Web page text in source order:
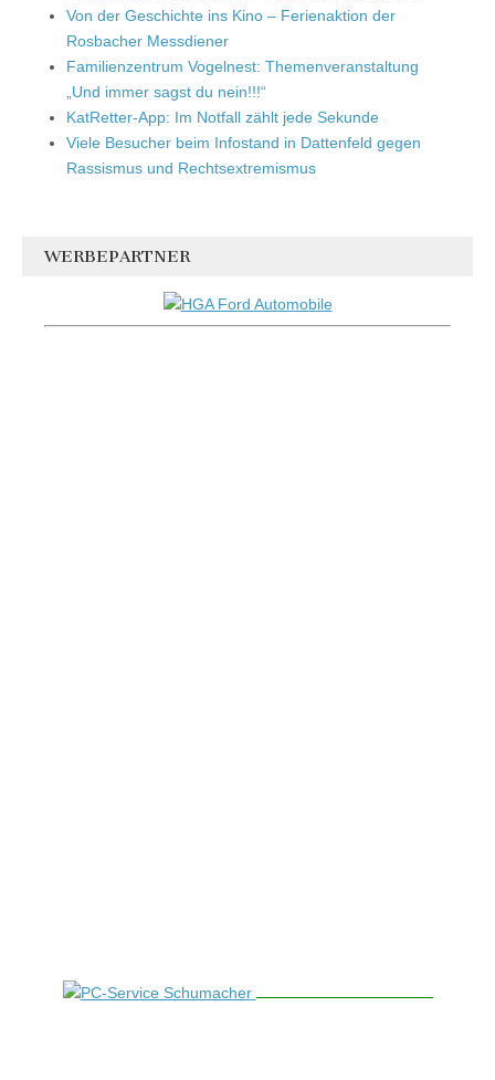
Von der Geschichte ins Kino – Ferienaktion der
Rosbacher Messdiener
Familienzentrum Vogelnest: Themenveranstaltung
„Und immer sagst du nein!!!“
KatRetter-App: Im Notfall zählt jede Sekunde
Viele Besucher beim Infostand in Dattenfeld gegen
Rassismus und Rechtsextremismus
WERBEPARTNER